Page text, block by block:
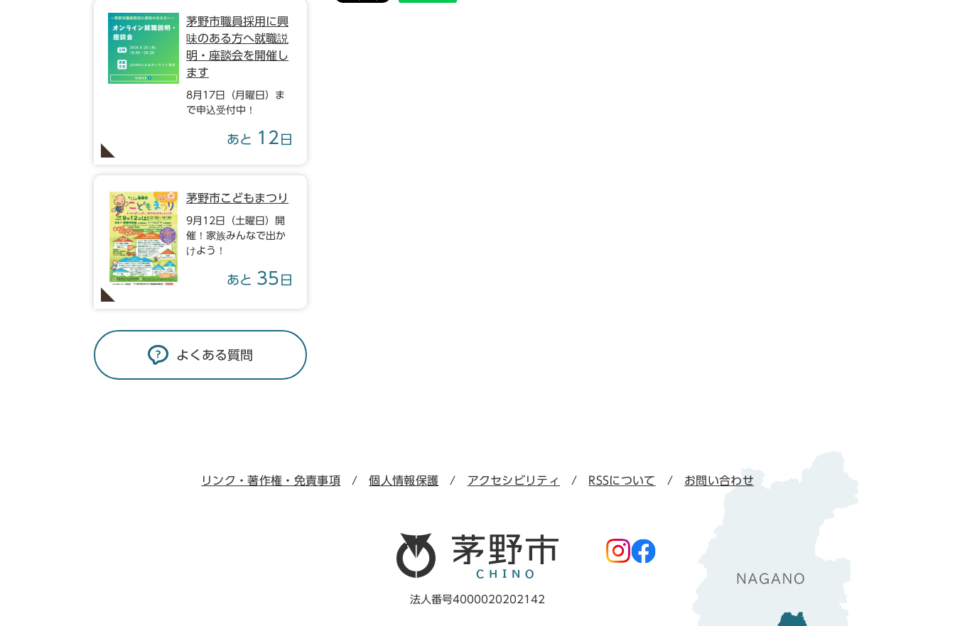
茅野市職員採用に興
味のある方へ就職説
明・座談会を開催し
ます
8月17日（月曜日）ま
で申込受付中！
あと 12 日
茅野市こどもまつり
9月12日（土曜日）開
催！家族みんなで出か
けよう！
あと 35 日
よくある質問
リンク・著作権・免責事項 個人情報保護 アクセシビリティ RSSについて お問い合わせ
法人番号4000020202142